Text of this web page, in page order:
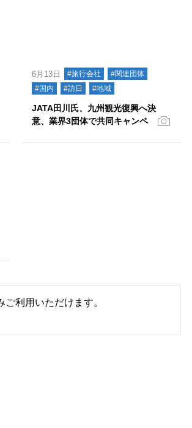
6月13日 #旅行会社
#関連団体
#国内
#訪日 #地域
JATA田川氏、九州観光復興へ決
意、業界3団体で共同キャンペ
利用いただけます。